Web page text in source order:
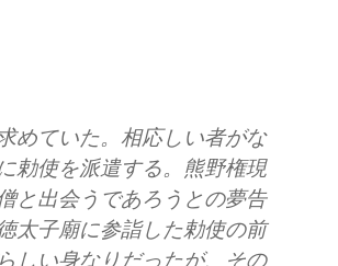
めていた。相応しい者がな
勅使を派遣する。熊野権現
と出会うであろうとの夢告
太子廟に参詣した勅使の前
しい身なりだったが、その